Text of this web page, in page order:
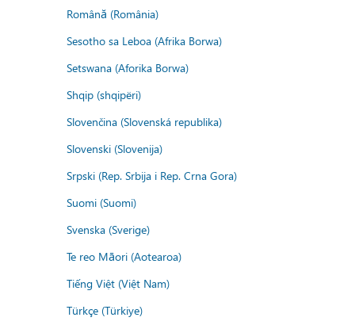
Română (România)
Sesotho sa Leboa (Afrika Borwa)
Setswana (Aforika Borwa)
Shqip (shqipëri)
Slovenčina (Slovenská republika)
Slovenski (Slovenija)
Srpski (Rep. Srbija i Rep. Crna Gora)
Suomi (Suomi)
Svenska (Sverige)
Te reo Māori (Aotearoa)
Tiếng Việt (Việt Nam)
Türkçe (Türkiye)